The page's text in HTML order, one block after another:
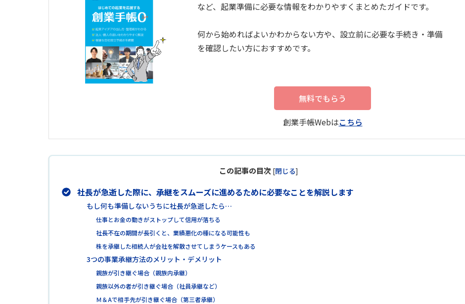
など、起業準備に必要な情報をわかりやすくまとめたガイドです。
何から始めればよいかわからない方や、設立前に必要な手続き・準備
を確認したい方におすすめです。
無料でもらう
創業手帳Webはこちら
この記事の目次 [閉じる]
社長が急逝した際に、承継をスムーズに進めるために必要なことを解説します
もし何も準備しないうちに社長が急逝したら…
仕事とお金の動きがストップして信用が落ちる
社長不在の期間が長引くと、業績悪化の種になる可能性も
株を承継した相続人が会社を解散させてしまうケースもある
3つの事業承継方法のメリット・デメリット
親族が引き継ぐ場合（親族内承継）
親族以外の者が引き継ぐ場合（社員承継など）
Ｍ＆Aで相手先が引き継ぐ場合（第三者承継）